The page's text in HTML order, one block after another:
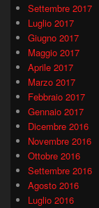
Settembre 2017
Luglio 2017
Giugno 2017
Maggio 2017
Aprile 2017
Marzo 2017
Febbraio 2017
Gennaio 2017
Dicembre 2016
Novembre 2016
Ottobre 2016
Settembre 2016
Agosto 2016
Luglio 2016